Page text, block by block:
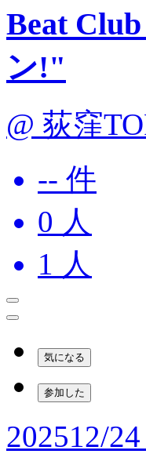
Beat
ン!"
@ 荻窪
-- 件
0 人
1 人
気になる
参加した
202512/